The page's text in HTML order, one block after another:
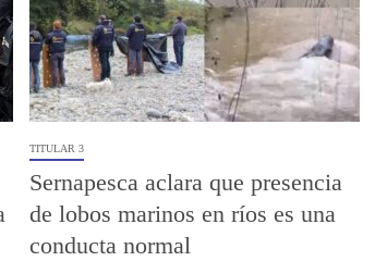
TITULAR 3
Sernapesca aclara que presencia
de lobos marinos en ríos es una
conducta normal